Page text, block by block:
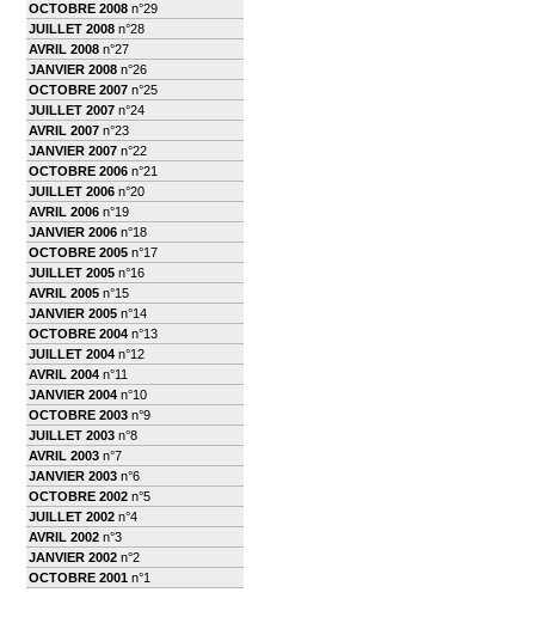
OCTOBRE 2008 n°29
JUILLET 2008 n°28
AVRIL 2008 n°27
JANVIER 2008 n°26
OCTOBRE 2007 n°25
JUILLET 2007 n°24
AVRIL 2007 n°23
JANVIER 2007 n°22
OCTOBRE 2006 n°21
JUILLET 2006 n°20
AVRIL 2006 n°19
JANVIER 2006 n°18
OCTOBRE 2005 n°17
JUILLET 2005 n°16
AVRIL 2005 n°15
JANVIER 2005 n°14
OCTOBRE 2004 n°13
JUILLET 2004 n°12
AVRIL 2004 n°11
JANVIER 2004 n°10
OCTOBRE 2003 n°9
JUILLET 2003 n°8
AVRIL 2003 n°7
JANVIER 2003 n°6
OCTOBRE 2002 n°5
JUILLET 2002 n°4
AVRIL 2002 n°3
JANVIER 2002 n°2
OCTOBRE 2001 n°1